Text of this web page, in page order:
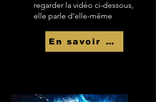
regarder la vidéo ci-dessous,
elle parle d’elle-même
En savoir Plus